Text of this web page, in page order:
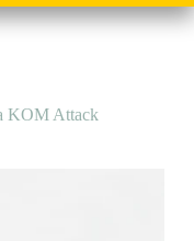
KOM Attack